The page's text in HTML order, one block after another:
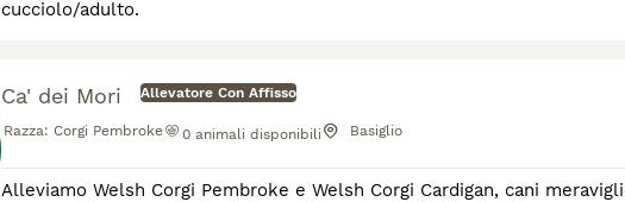
cucciolo/adulto.
Ca' dei Mori Allevatore Con Affisso
Razza: Corgi Pembroke 0 animali disponibili Basiglio
Alleviamo Welsh Corgi Pembroke e Welsh Corgi Cardigan, cani meravigliosi, intelligenti, allegri e vivaci capaci di rubare il